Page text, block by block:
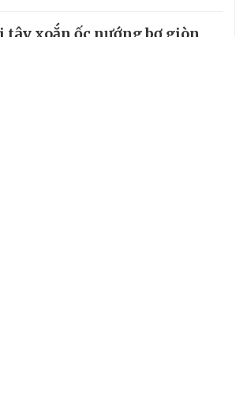
tây xoắn ốc nướng bơ giòn